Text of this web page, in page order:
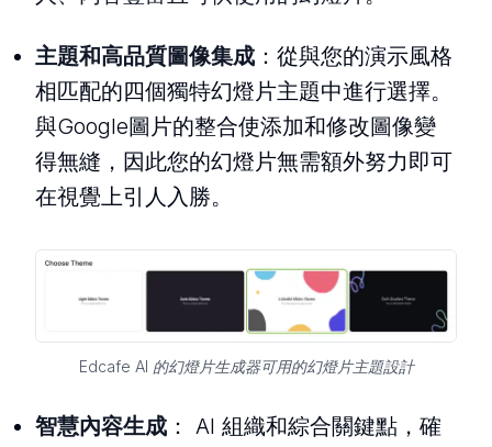
主題和高品質圖像集成 ：從與您的演示風格
相匹配的四個獨特幻燈片主題中進行選擇。
與Google圖片的整合使添加和修改圖像變
得無縫，因此您的幻燈片無需額外努力即可
在視覺上引人入勝。
Edcafe AI 的幻燈片生成器可用的幻燈片主題設計
智慧內容生成 ： AI 組織和綜合關鍵點，確